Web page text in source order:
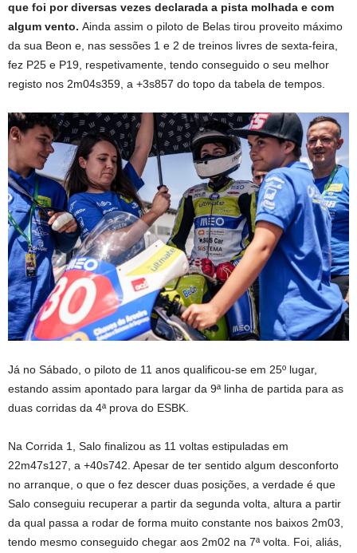
que foi por diversas vezes declarada a pista molhada e com
algum vento. Ainda assim o piloto de Belas tirou proveito máximo
da sua Beon e, nas sessões 1 e 2 de treinos livres de sexta-feira,
fez P25 e P19, respetivamente, tendo conseguido o seu melhor
registo nos 2m04s359, a +3s857 do topo da tabela de tempos.
Já no Sábado, o piloto de 11 anos qualificou-se em 25º lugar,
estando assim apontado para largar da 9ª linha de partida para as
duas corridas da 4ª prova do ESBK.
Na Corrida 1, Salo finalizou as 11 voltas estipuladas em
22m47s127, a +40s742. Apesar de ter sentido algum desconforto
no arranque, o que o fez descer duas posições, a verdade é que
Salo conseguiu recuperar a partir da segunda volta, altura a partir
da qual passa a rodar de forma muito constante nos baixos 2m03,
tendo mesmo conseguido chegar aos 2m02 na 7ª volta. Foi, aliás,